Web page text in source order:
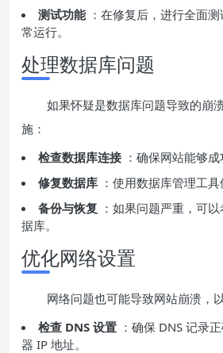
测试功能 ：在修复后，进行全面
常运行。
处理数据库问题
如果怀疑是数据库问题导致的崩
施：
检查数据库连接 ：确保网站能够成
修复数据库 ：使用数据库管理工具
备份与恢复 ：如果问题严重，可
据库。
优化网络设置
网络问题也可能导致网站崩溃，
检查 DNS 设置 ：确保 DNS 记录
器 IP 地址。